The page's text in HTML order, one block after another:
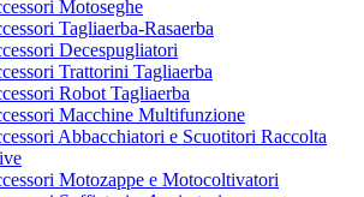
Motoseghe
Tagliaerba-Rasaerba
Decespugliatori
Trattorini Tagliaerba
Robot Tagliaerba
Macchine Multifunzione
Abbacchiatori e Scuotitori Raccolta
Motozappe e Motocoltivatori